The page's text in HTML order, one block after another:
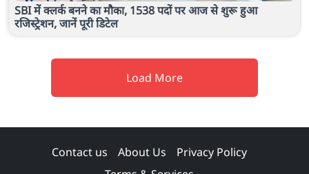
SBI में क्लर्क बनने का मौका, 1538 पदों पर आज से शुरू हुआ
रजिस्ट्रेशन, जानें पूरी डिटेल
Load More
Contact us About Us
Privacy Policy